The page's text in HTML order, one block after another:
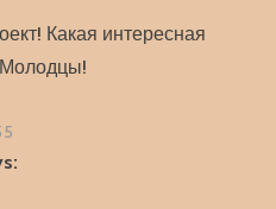
Какая интересная
Молодцы!